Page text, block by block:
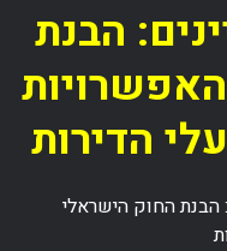
הבנת
הדירות
הבנת החוק הישראלי